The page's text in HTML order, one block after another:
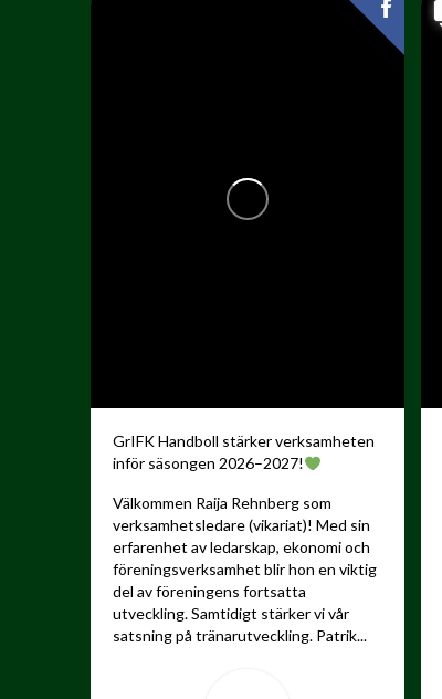
GrIFK Handboll stärker verksamheten
inför säsongen 2026–2027!
Välkommen Raija Rehnberg som
verksamhetsledare (vikariat)! Med sin
erfarenhet av ledarskap, ekonomi och
föreningsverksamhet blir hon en viktig
del av föreningens fortsatta
utveckling.Samtidigt stärker vi vår
satsning på tränarutveckling. Patrik...